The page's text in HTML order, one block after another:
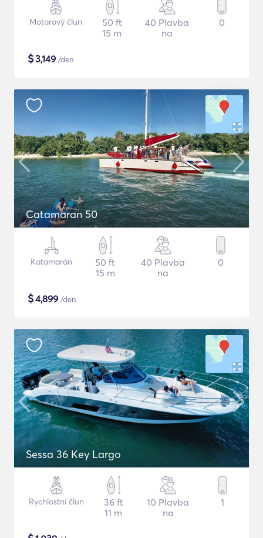
Motorový člun
50 ft
15 m
40 Plavba
na
0
$3,149 /den
Catamaran 50
Katamarán
50 ft
15 m
40 Plavba
na
0
$4,899 /den
Sessa 36 Key Largo
Rychlostní člun
36 ft
11 m
10 Plavba
na
1